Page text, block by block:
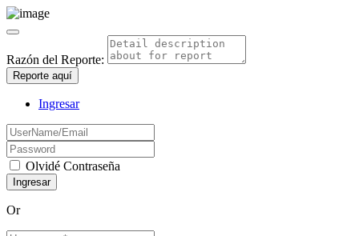
Razón del Reporte:
Reporte aquí
Ingresar
Olvidé Contraseña
Or